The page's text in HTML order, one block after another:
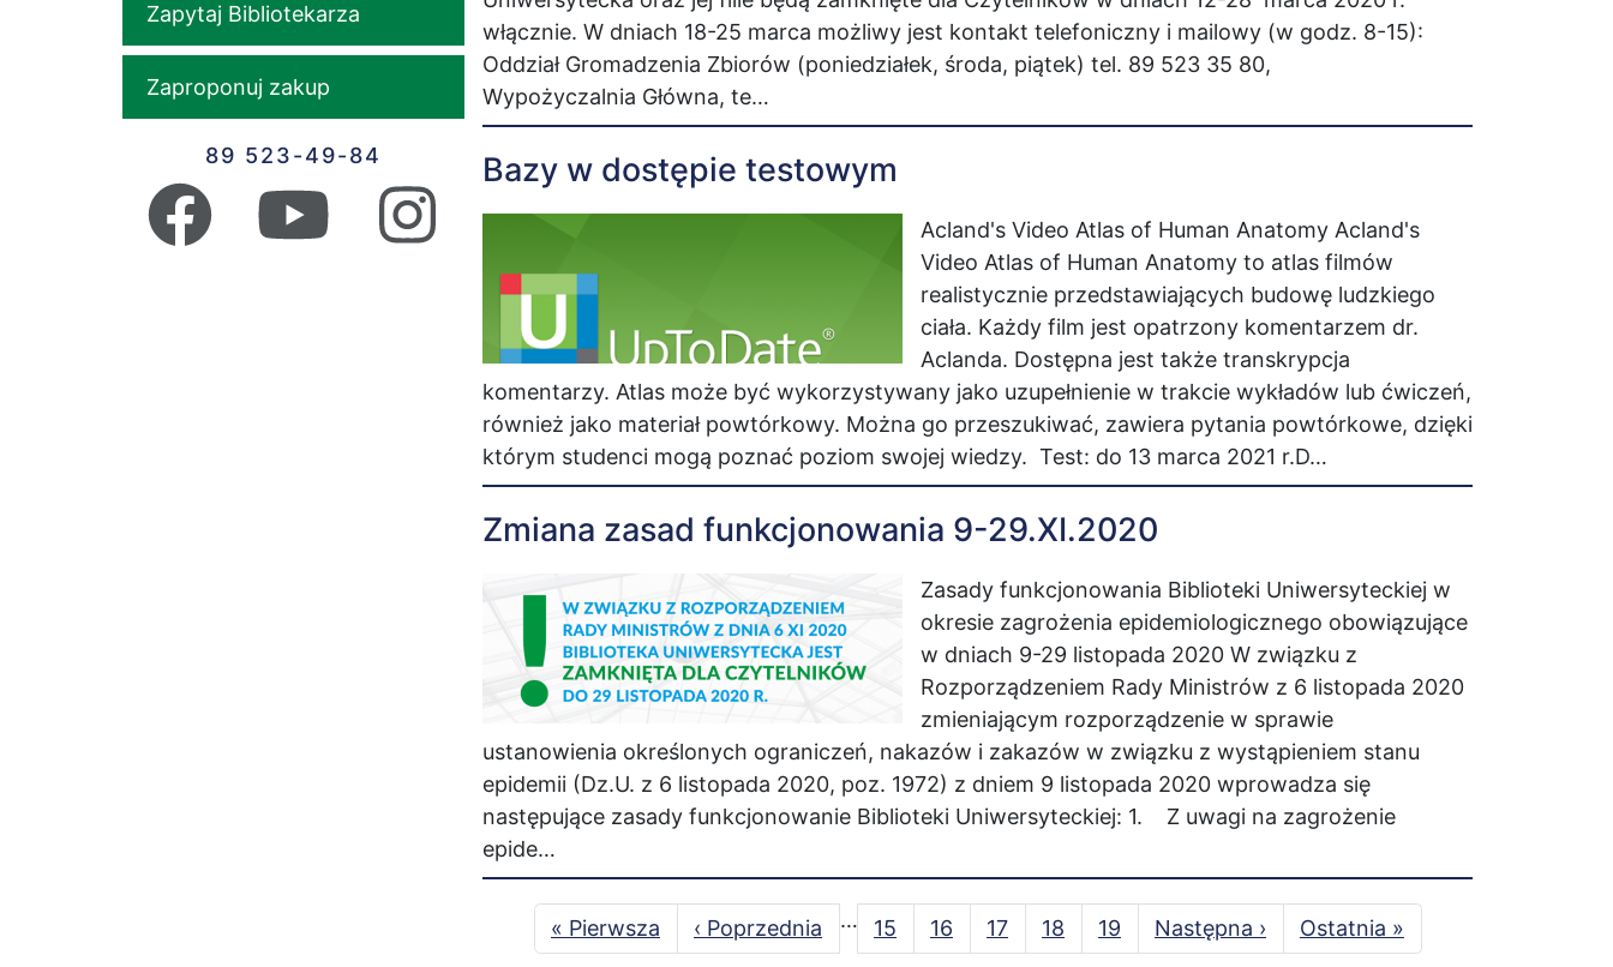
Zapytaj Bibliotekarza
Zaproponuj zakup
89 523-49-84
włącznie. W dniach 18-25 marca możliwy jest kontakt telefoniczny i mailowy (w godz. 8-15):
Oddział Gromadzenia Zbiorów (poniedziałek, środa, piątek) tel. 89 523 35 80,
Wypożyczalnia Główna, te…
Bazy w dostępie testowym
​​​​Acland's Video Atlas of Human Anatomy Acland's
Video Atlas of Human Anatomy to atlas filmów
realistycznie przedstawiających budowę ludzkiego
ciała. Każdy film jest opatrzony komentarzem dr.
Aclanda. Dostępna jest także transkrypcja
komentarzy. Atlas może być wykorzystywany jako uzupełnienie w trakcie wykładów lub ćwiczeń,
również jako materiał powtórkowy. Można go przeszukiwać, zawiera pytania powtórkowe, dzięki
którym studenci mogą poznać poziom swojej wiedzy. Test: do 13 marca 2021 r.D…
Zmiana zasad funkcjonowania 9-29.XI.2020
Zasady funkcjonowania Biblioteki Uniwersyteckiej w
okresie zagrożenia epidemiologicznego obowiązujące
w dniach 9-29 listopada 2020 W związku z
Rozporządzeniem Rady Ministrów z 6 listopada 2020
zmieniającym rozporządzenie w sprawie
ustanowienia określonych ograniczeń, nakazów i zakazów w związku z wystąpieniem stanu
epidemii (Dz.U. z 6 listopada 2020, poz. 1972) z dniem 9 listopada 2020 wprowadza się
następujące zasady funkcjonowanie Biblioteki Uniwersyteckiej: 1. Z uwagi na zagrożenie
epide…
Stronicowanie
Pierwsza
strona
« Pierwsza
Poprzednia
strona
‹ Poprzednia … Strona
15 Strona
16
Bieżąca
strona
17 Strona
18 Strona
19
Następna
strona
Następna ›
Ostatnia
strona
Ostatnia »